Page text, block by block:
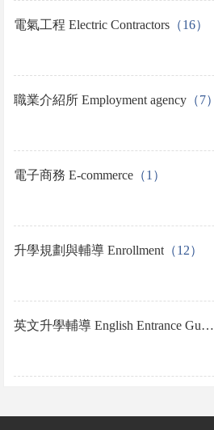
電氣工程 Electric Contractors （16）
職業介紹所 Employment agency （7）
電子商務 E-commerce （1）
升學規劃與輔導 Enrollment （12）
英文升學輔導 English Entrance Guidance